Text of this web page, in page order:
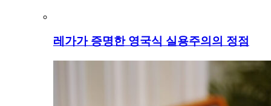
레가가 증명한 영국식 실용주의의 정점